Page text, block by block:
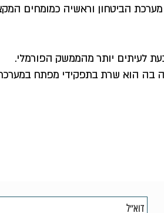
הביטחון וראשיה כמומחים
לעיתים יותר מהממשק הפורמלי.
בה הוא שרת בתפקידי מפתח